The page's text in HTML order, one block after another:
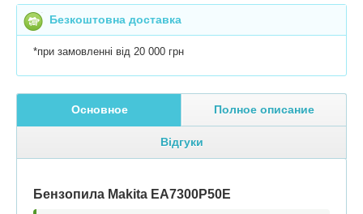
Безкоштовна доставка
*при замовленні від 20 000 грн
Основное Полное описание
Відгуки
Бензопила Makita EA7300P50E